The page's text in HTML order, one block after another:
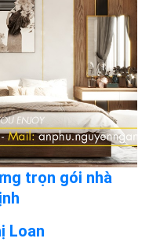
trọn gói nhà
Loan